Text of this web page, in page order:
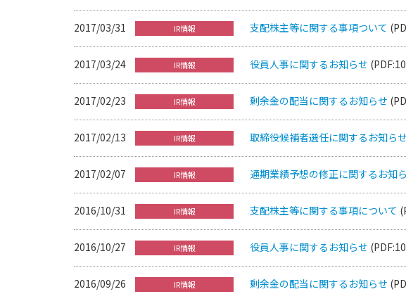
2017/03/31 IR情報 支配株主等に関する事項ついて
2017/03/24 IR情報 役員人事に関するお知らせ
2017/02/23 IR情報 剰余金の配当に関するお知らせ
2017/02/13 IR情報 取締役候補者選任に関するお知らせ
2017/02/07 IR情報 通期業績予想の修正に関するお知
2016/10/31 IR情報 支配株主等に関する事項について
2016/10/27 IR情報 役員人事に関するお知らせ
2016/09/26 IR情報 剰余金の配当に関するお知らせ